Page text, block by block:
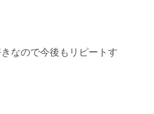
なので今後もリピートす